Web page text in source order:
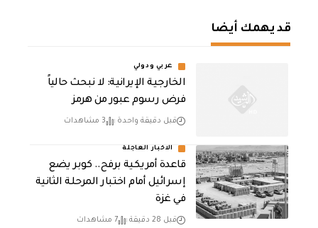
قد يهمك أيضا
عربي ودولي
الخارجية الإيرانية: لا نبحث حالياً
فرض رسوم عبور من هرمز
قبل دقيقة واحدة 3 مشاهدات
الاخبار العاجلة
قاعدة أمريكية برفح.. كوبر يضع
إسرائيل أمام اختبار المرحلة الثانية
في غزة
قبل 28 دقيقة 7 مشاهدات